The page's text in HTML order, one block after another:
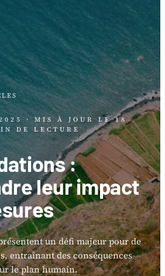
· MIS À JOUR LE18
DE LECTURE
:
leur impact
un défi majeur pour de
entraînant des conséquences
le plan humain.